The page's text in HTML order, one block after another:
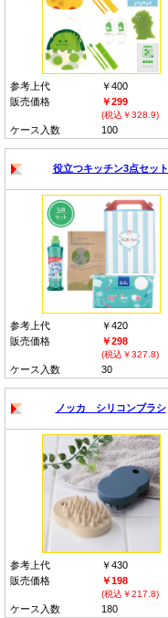
参考上代
￥400
販売価格
￥299
(税込￥328.9)
ケース入数 100
役立つキッチン3点セット
参考上代
￥420
販売価格
￥298
(税込￥327.8)
ケース入数 30
ノッカ シリコンブラシ
参考上代
￥430
販売価格
￥198
(税込￥217.8)
ケース入数 180